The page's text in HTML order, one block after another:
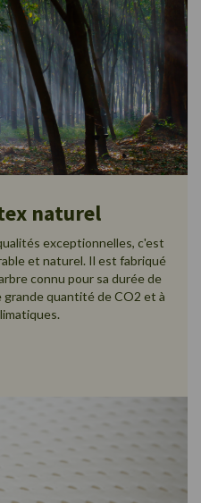
naturel
exceptionnelles, c'est
et naturel. Il est fabriqué
connu pour sa durée de
grande quantité de CO2 et à